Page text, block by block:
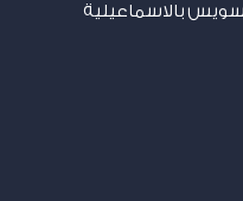
بالاسماعيلية